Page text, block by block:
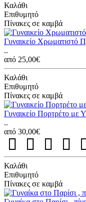
Καλάθι
Επιθυμητό
Πίνακες σε καμβά
Γυναικείο Χρωματιστό
..
από 25,00€
Καλάθι
Επιθυμητό
Πίνακες σε καμβά
Γυναικείο Πορτρέτο με
..
από 30,00€
Καλάθι
Επιθυμητό
Πίνακες σε καμβά